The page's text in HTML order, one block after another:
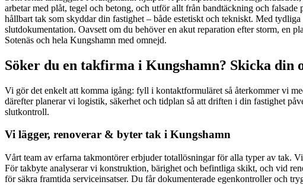
arbetar med plåt, tegel och betong, och utför allt från bandtäckning och
hållbart tak som skyddar din fastighet – både estetiskt och tekniskt. Med
slutdokumentation. Oavsett om du behöver en akut reparation efter storm, en
Sotenäs och hela Kungshamn med omnejd.
Söker du en takfirma i Kungshamn? Skicka
Vi gör det enkelt att komma igång: fyll i kontaktformuläret så återkommer vi
därefter planerar vi logistik, säkerhet och tidplan så att driften i din fastighet
slutkontroll.
Vi lägger, renoverar & byter tak i Kungshamn
Vårt team av erfarna takmontörer erbjuder totallösningar för alla typer av tak.
För takbyte analyserar vi konstruktion, bärighet och befintliga skikt, och vid
för säkra framtida serviceinsatser. Du får dokumenterade egenkontroller och